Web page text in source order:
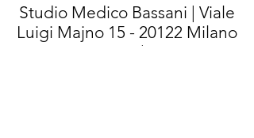
Studio Medico Bassani | Viale
Luigi Majno 15 - 20122 Milano
(MI) |